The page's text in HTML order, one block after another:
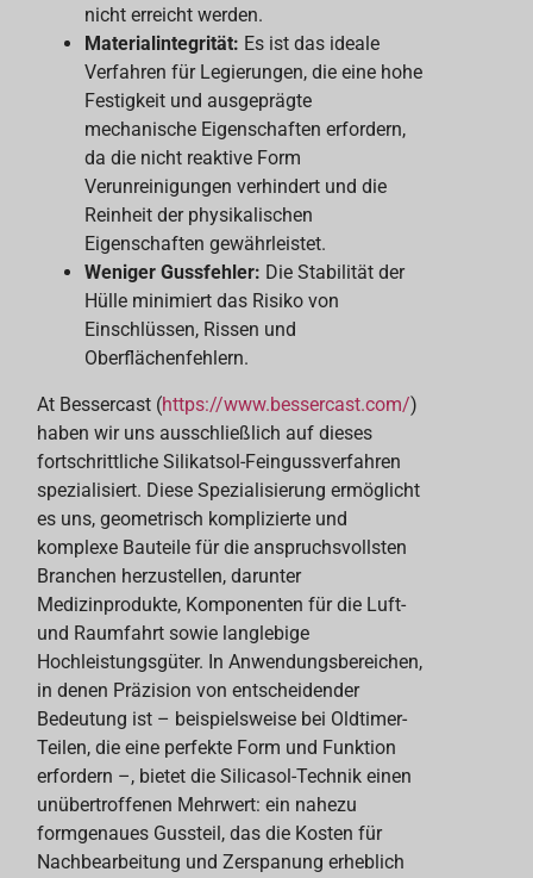
nicht erreicht werden.
Materialintegrität: Es ist das ideale
Verfahren für Legierungen, die eine hohe
Festigkeit und ausgeprägte
mechanische Eigenschaften erfordern,
da die nicht reaktive Form
Verunreinigungen verhindert und die
Reinheit der physikalischen
Eigenschaften gewährleistet.
Weniger Gussfehler: Die Stabilität der
Hülle minimiert das Risiko von
Einschlüssen, Rissen und
Oberflächenfehlern.
At Bessercast (https://www.bessercast.com/)
haben wir uns ausschließlich auf dieses
fortschrittliche Silikatsol-Feingussverfahren
spezialisiert. Diese Spezialisierung ermöglicht
es uns, geometrisch komplizierte und
komplexe Bauteile für die anspruchsvollsten
Branchen herzustellen, darunter
Medizinprodukte, Komponenten für die Luft-
und Raumfahrt sowie langlebige
Hochleistungsgüter. In Anwendungsbereichen,
in denen Präzision von entscheidender
Bedeutung ist – beispielsweise bei Oldtimer-
Teilen, die eine perfekte Form und Funktion
erfordern –, bietet die Silicasol-Technik einen
unübertroffenen Mehrwert: ein nahezu
formgenaues Gussteil, das die Kosten für
Nachbearbeitung und Zerspanung erheblich